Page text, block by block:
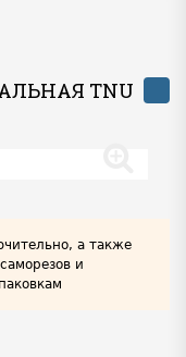
TNU
а также
и